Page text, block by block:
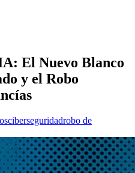
El Nuevo Blanco
y el Robo
ciberseguridadrobo de